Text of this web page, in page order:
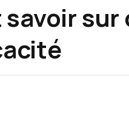
savoir